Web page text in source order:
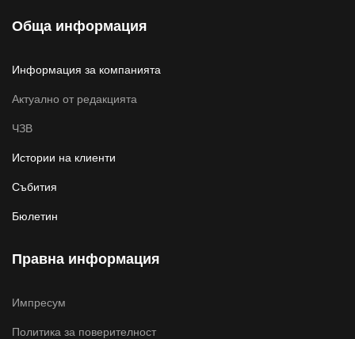
Обща информация
Информация за компанията
Актуално от редакцията
ЧЗВ
Истории на клиенти
Събития
Бюлетин
Правна информация
Импресум
Политика за поверителност